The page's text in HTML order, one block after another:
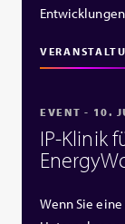
EVENT - 10.
IP‑Klinik
Wenn Sie